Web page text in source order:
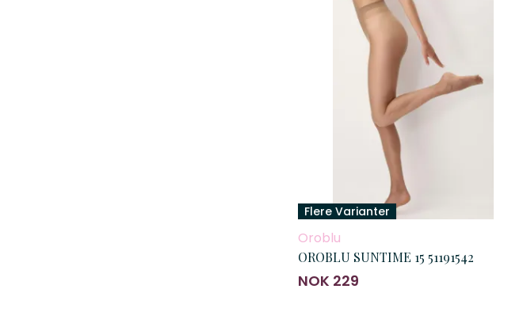
Flere Varianter
Oroblu
OROBLU SUNTIME 15 51191542
NOK 229